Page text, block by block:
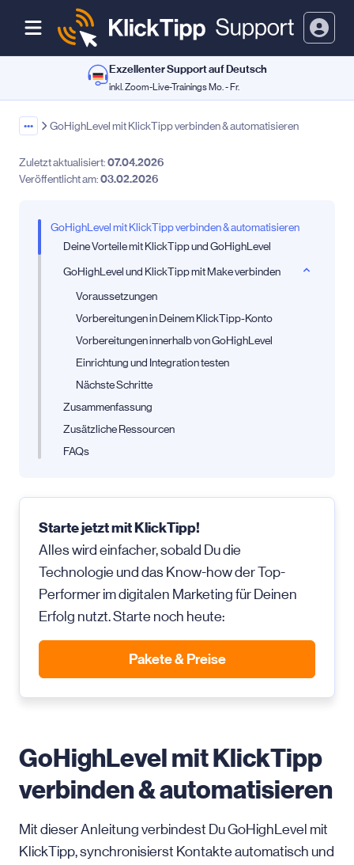
Exzellenter Support auf Deutsch
inkl. Zoom-Live-Trainings Mo. - Fr.
••• GoHighLevel mit KlickTipp verbinden & automatisieren
Zuletzt aktualisiert:07.04.2026
Veröffentlicht am:03.02.2026
GoHighLevel mit KlickTipp verbinden & automatisieren
Deine Vorteile mit KlickTipp und GoHighLevel
GoHighLevel und KlickTipp mit Make verbinden
Voraussetzungen
Vorbereitungen in Deinem KlickTipp-Konto
Vorbereitungen innerhalb von GoHighLevel
Einrichtung und Integration testen
Nächste Schritte
Zusammenfassung
Zusätzliche Ressourcen
FAQs
Starte jetzt mit KlickTipp!
Alles wird einfacher, sobald Du die
Technologie und das Know-how der Top-
Performer im digitalen Marketing für Deinen
Erfolg nutzt. Starte noch heute:
Pakete & Preise
GoHighLevel mit KlickTipp
verbinden & automatisieren
Mit dieser Anleitung verbindest Du GoHighLevel mit
KlickTipp, synchronisierst Kontakte automatisch und